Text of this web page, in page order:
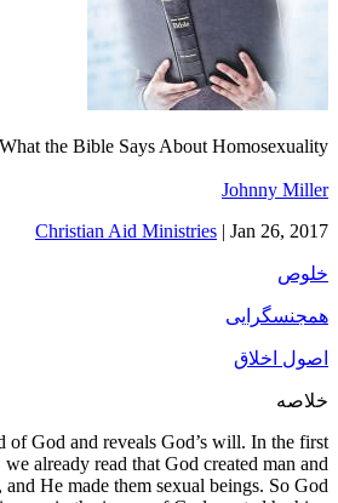
What the Bible Says About Homosexuality
Johnny Miller
Christian Aid Ministries | Jan 26, 2017
خلوص
همجنسگرایی
اصول اخلاق
خلاصه
of God and reveals God’s will. In the first
already read that God created man and
He made them sexual beings. So God